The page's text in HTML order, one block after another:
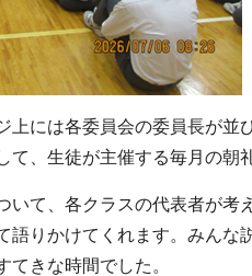
には各委員会の委員長が並
、生徒が主催する毎月の朝
て、各クラスの代表者が考
りかけてくれます。みんな
きな時間でした。